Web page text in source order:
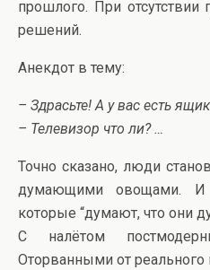
прошлого. При отсутствии
решений.
Анекдот в тему:
– Здрасьте! А у вас есть
– Телевизор что ли? …
Точно сказано, люди
думающими овощами. И
которые “думают, что они
С налётом
Оторванными от реального